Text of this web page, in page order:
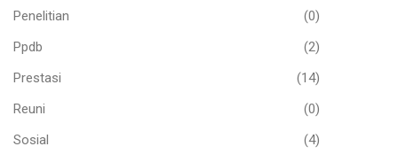
Penelitian
(0)
Ppdb
(2)
Prestasi
(14)
Reuni
(0)
Sosial
(4)